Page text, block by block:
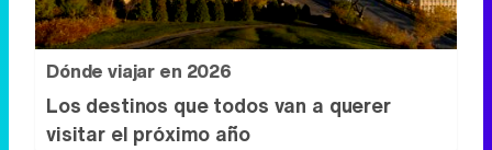
Dónde viajar en 2026
Los destinos que todos van a querer
visitar el próximo año